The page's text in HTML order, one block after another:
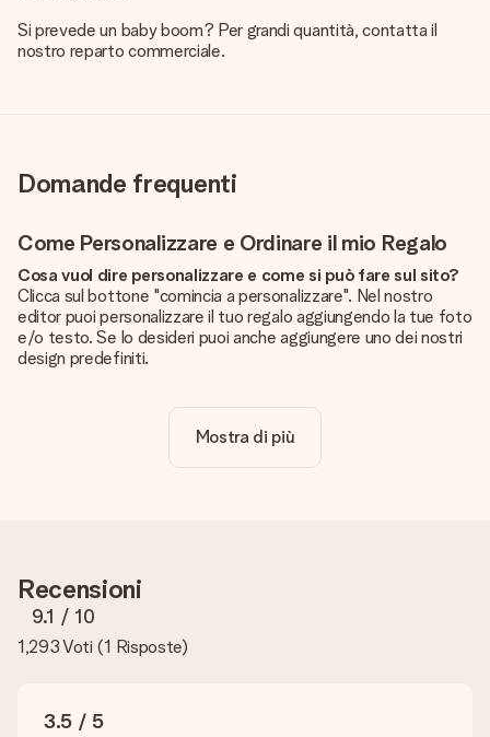
Si prevede un baby boom? Per grandi quantità, contatta il
nostro reparto commerciale.
Domande frequenti
Come Personalizzare e Ordinare il mio Regalo
Cosa vuol dire personalizzare e come si può fare sul sito?
Clicca sul bottone "comincia a personalizzare". Nel nostro
editor puoi personalizzare il tuo regalo aggiungendo la tue foto
e/o testo. Se lo desideri puoi anche aggiungere uno dei nostri
design predefiniti.
Certo! Il prezzo mostrato include sempre la personalizzazione
nostro servizio clienti e includi la foto insieme al regalo che
vuoi ordinare. Potranno verificare la qualità per te!
Quali formati posso caricare?
Cosa posso fare nel caso il colore o una caratteristica che
Mostra di più
Recensioni
9.1 / 10
1,293 Voti (1 Risposte)
3.5 / 5